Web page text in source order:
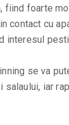
fiind foarte
contact cu
interesul
se va
iar